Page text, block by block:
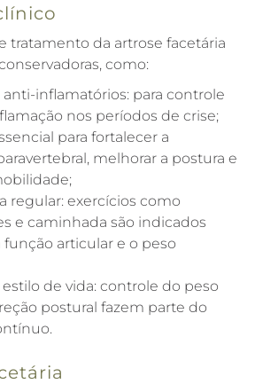
tratamento da artrose facetária
como:
anti-inflamatórios: para controle
nos períodos de crise;
para fortalecer a
melhorar a postura e
regular: exercícios como
e caminhada são indicados
função articular e o peso
de vida: controle do peso
postural fazem parte do